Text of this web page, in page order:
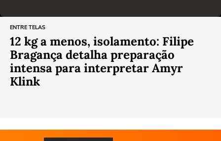
ENTRE TELAS
12 kg a menos, isolamento: Filipe
Bragança detalha preparação
intensa para interpretar Amyr
Klink